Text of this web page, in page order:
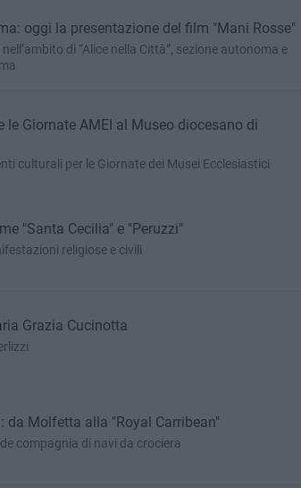
oggi la presentazione del film "Mani Rosse"
di “Alice nella Città”, sezione autonoma e
Giornate AMEI al Museo diocesano di
culturali per le Giornate dei Musei Ecclesiastici
"Santa Cecilia" e "Peruzzi"
religiose e civili
Grazia Cucinotta
Molfetta alla "Royal Carribean"
compagnia di navi da crociera